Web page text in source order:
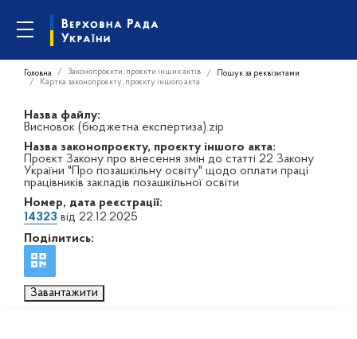
Головна Законопроєкти, проєкти інших актів
Пошук за реквізитами
Картка законопроєкту, проєкту іншого акта
Назва файлу:
Висновок (бюджетна експертиза).zip
Назва законопроєкту, проєкту іншого акта:
Проєкт Закону про внесення змін до статті 22 Закону
України "Про позашкільну освіту" щодо оплати праці
працівників закладів позашкільної освіти
Номер, дата реєстрації:
14323 від 22.12.2025
Поділитись:
Завантажити